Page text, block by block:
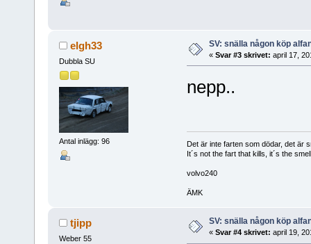
elgh33
Dubbla SU
Antal inlägg: 96
SV: snälla någon köp
« Svar #3 skrivet: april 17,
nepp..
Det är inte farten som dödar, det är
It´s not the fart that kills, it´s the
volvo240
ÄMK
tjipp
Weber 55
SV: snälla någon köp
« Svar #4 skrivet: april 19,